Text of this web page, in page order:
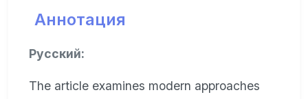
Аннотация
Русский:
The article examines modern approaches